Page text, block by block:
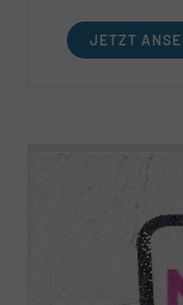
JETZT